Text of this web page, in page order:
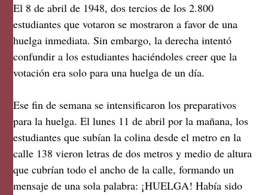
El 8 de abril de 1948, dos tercios de los 2.800
estudiantes que votaron se mostraron a favor de una
huelga inmediata. Sin embargo, la derecha intentó
confundir a los estudiantes haciéndoles creer que la
votación era solo para una huelga de un día.
Ese fin de semana se intensificaron los preparativos
para la huelga. El lunes 11 de abril por la mañana, los
estudiantes que subían la colina desde el metro en la
calle 138 vieron letras de dos metros y medio de altura
que cubrían todo el ancho de la calle, formando un
mensaje de una sola palabra: ¡HUELGA! Había sido